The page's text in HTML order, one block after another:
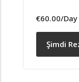
€60.00/Day
Şimdi